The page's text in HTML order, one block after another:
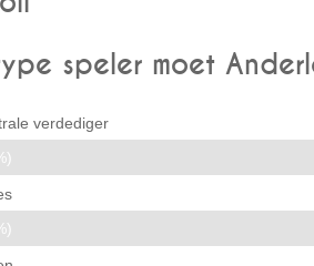
speler moet
verdediger